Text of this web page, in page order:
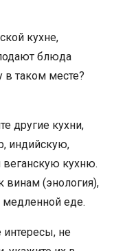
кухне,
блюда
в таком месте?
другие кухни,
индийскую,
кухню.
винам (энология),
медленной еде.
интересы, не